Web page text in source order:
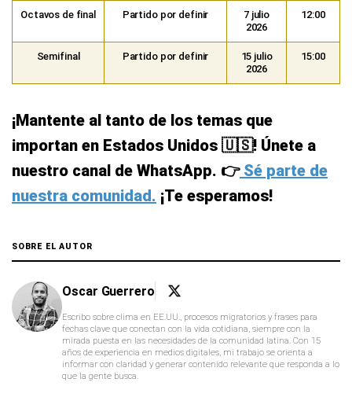
Octavos de final Partido por definir
7 julio
2026
12:00
Semifinal Partido por definir
15 julio
2026
15:00
¡Mantente al tanto de los temas que
importan en Estados Unidos 🇺🇸! Únete a
nuestro canal de WhatsApp. 👉Sé parte de
nuestra comunidad. ¡Te esperamos!
SOBRE EL AUTOR
Oscar Guerrero
Escribo sobre clima en EE.UU., procesos migratorios y frases para
fechas clave que conectan con la vida cotidiana, siempre con la
mirada puesta en las necesidades de la comunidad latina. Con 15
años de experiencia en medios digitales, mi trabajo se orienta a
informar con claridad y generar contenido relevante que responda a lo
que la gente busca.